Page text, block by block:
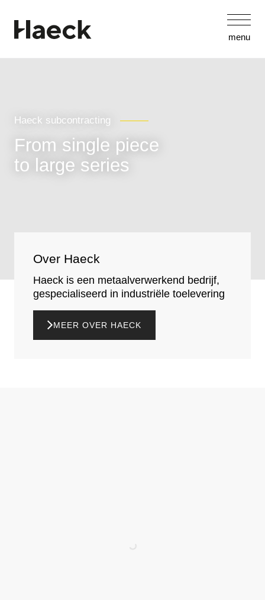
menu
Haeck subcontracting
From single piece
to large series
Over Haeck
Haeck is een metaalverwerkend bedrijf,
gespecialiseerd in industriële toelevering
MEER OVER HAECK